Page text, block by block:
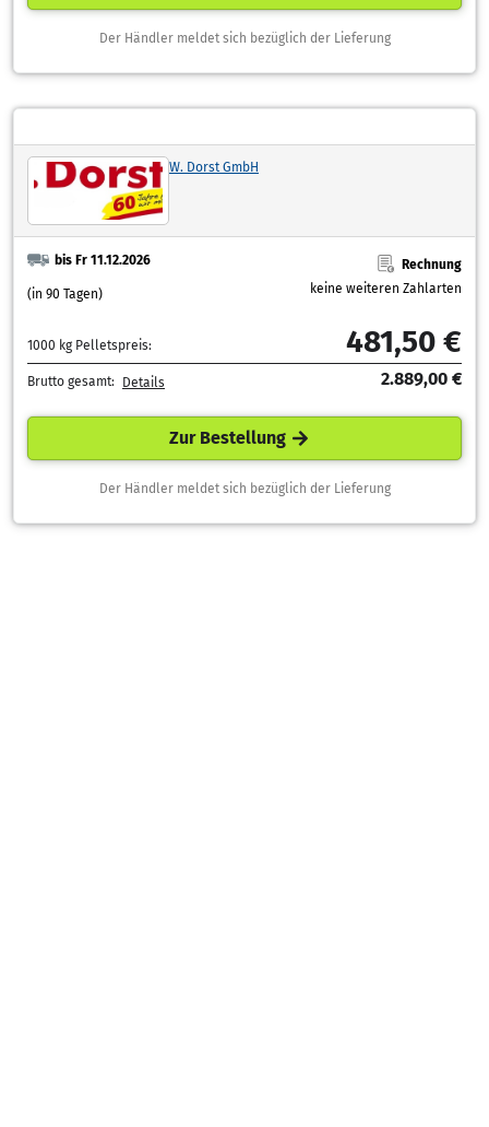
Der Händler meldet sich bezüglich der Lieferung
W. Dorst GmbH
bis Fr 11.12.2026
(in 90 Tagen)
Rechnung
keine weiteren Zahlarten
1000 kg Pelletspreis: 481,50 €
Brutto gesamt: Details 2.889,00 €
Zur Bestellung
Der Händler meldet sich bezüglich der Lieferung